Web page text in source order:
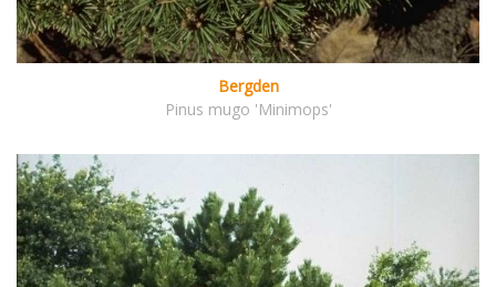
Bergden
Pinus mugo 'Minimops'